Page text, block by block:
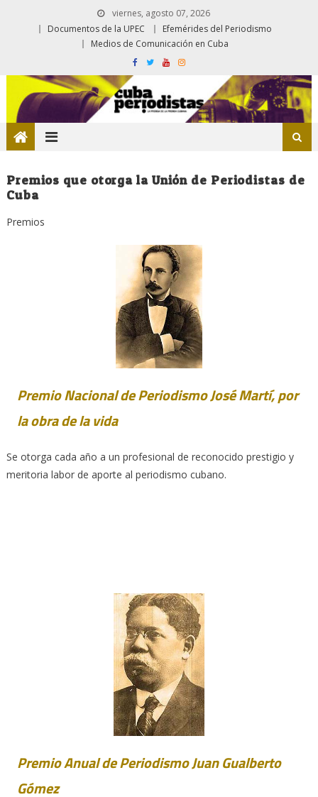
viernes, agosto 07, 2026
Documentos de la UPEC
Efemérides del Periodismo
Medios de Comunicación en Cuba
Premios que otorga la Unión de Periodistas de
Cuba
Premios
Premio Nacional de Periodismo José Martí, por
la obra de la vida
Se otorga cada año a un profesional de reconocido prestigio y
meritoria labor de aporte al periodismo cubano.
Premio Anual de Periodismo Juan Gualberto
Gómez